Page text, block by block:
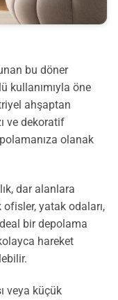
bu döner
kullanımıyla öne
ahşaptan
ve dekoratif
olanak
dar alanlara
yatak odaları,
bir depolama
hareket
veya küçük